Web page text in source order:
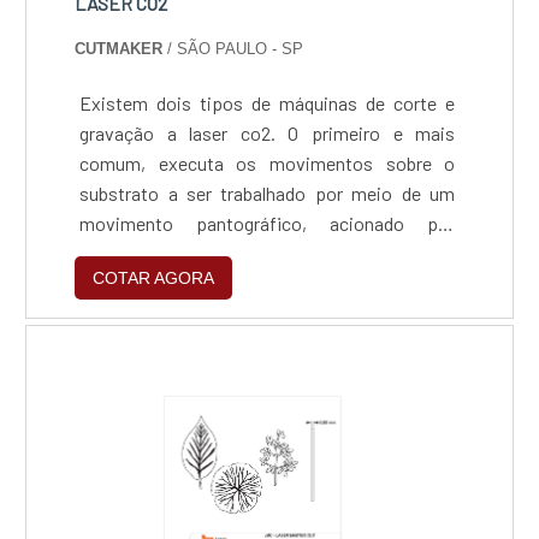
CUTMAKER / SÃO PAULO - SP
Existem dois tipos de máquinas de corte e
gravação a laser co2. O primeiro e mais
comum, executa os movimentos sobre o
substrato a ser trabalhado por meio de um
movimento pantográfico, acionado por
motores de passo e correias ou por motores
servo com cremalheira ou patins. Com as
correias e motores de passo a precisão do
COTAR AGORA